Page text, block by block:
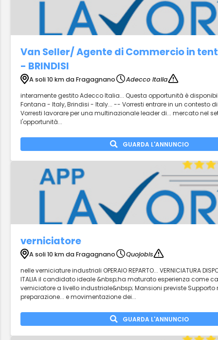
Van Seller/ Agente di Commercio in
- BRINDISI
A soli 10 km da Fragagnano
Adecco Italia
interamente gestito Adecco Italia... Questa opportunità è
Fontana - Italy, Brindisi - Italy... -- Vorresti entrare in un contesto
Vorresti lavorare per una multinazionale leader di... mercato nel
l'opportunità...
GUARDA L'ANNUNCIO
verniciatore
A soli 10 km da Fragagnano
Quojobis
nelle verniciature industriali OPERAIO REPARTO... VERNICIATURA
ITALIA il candidato ideale &nbsp;ha maturato esperienza come
verniciatore a livello industriale&nbsp; Mansioni previste
preparazione... e movimentazione dei...
GUARDA L'ANNUNCIO